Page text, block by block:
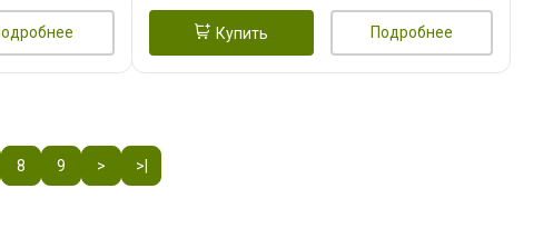
Купить Подробнее
8 9 > >|